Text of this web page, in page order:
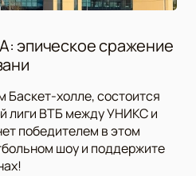
эпическое сражение
Баскет-холле, состоится
лиги ВТБ между УНИКС и
победителем в этом
шоу и поддержите